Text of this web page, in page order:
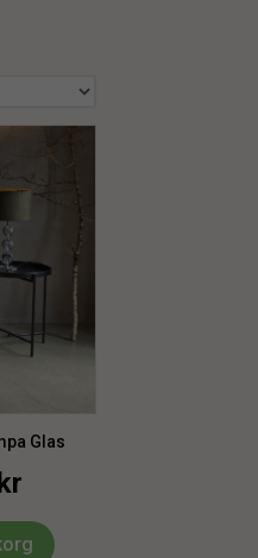
Glas